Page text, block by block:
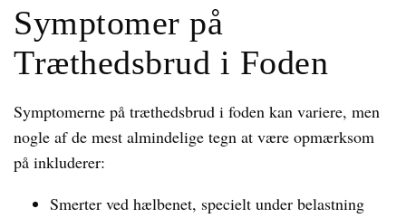
Symptomer på
Træthedsbrud i Foden
Symptomerne på træthedsbrud i foden kan variere, men
nogle af de mest almindelige tegn at være opmærksom
på inkluderer:
Smerter ved hælbenet, specielt under belastning